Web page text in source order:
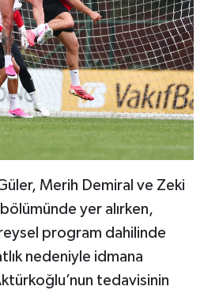
Merih Demiral ve Zeki
yer alırken,
program dahilinde
nedeniyle idmana
tedavisinin